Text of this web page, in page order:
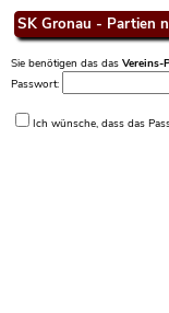
SK Gronau - Partien
Sie benötigen das das Vereins-
Passwort:
Ich wünsche, dass das